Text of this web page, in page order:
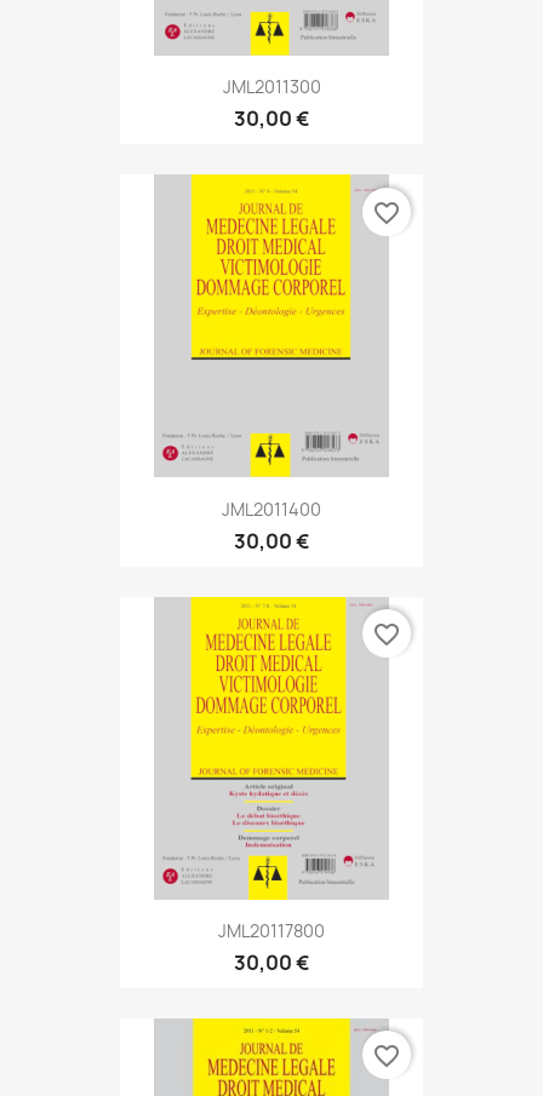
JML2011300
30,00 €
JML2011400
30,00 €
favorite_border
JML20117800
30,00 €
favorite_border
favorite_border